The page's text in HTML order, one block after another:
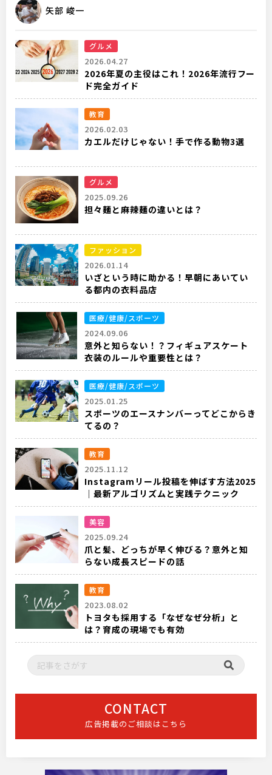
矢部 峻一
グルメ
2026.04.27
2026年夏の主役はこれ！2026年流行フー
ド完全ガイド
教育
2026.02.03
カエルだけじゃない！手で作る動物3選
グルメ
2025.09.26
担々麺と麻辣麺の違いとは？
ファッション
2026.01.14
いざという時に助かる！早朝にあいてい
る都内の衣料品店
医療/健康/スポーツ
2024.09.06
意外と知らない！？フィギュアスケート
衣装のルールや重要性とは？
医療/健康/スポーツ
2025.01.25
スポーツのエースナンバーってどこからき
てるの？
教育
2025.11.12
Instagramリール投稿を伸ばす方法2025
｜最新アルゴリズムと実践テクニック
美容
2025.09.24
爪と髪、どっちが早く伸びる？意外と知
らない成長スピードの話
教育
2023.08.02
トヨタも採用する「なぜなぜ分析」と
は？育成の現場でも有効
CONTACT
広告掲載のご相談はこちら